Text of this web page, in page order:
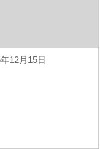
12月15日